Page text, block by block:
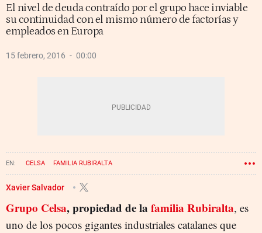
El nivel de deuda contraído por el grupo hace inviable
su continuidad con el mismo número de factorías y
empleados en Europa
15 febrero, 2016 00:00
CELSA FAMILIA RUBIRALTA
Xavier Salvador
Grupo Celsa, propiedad de la familia Rubiralta, es
uno de los pocos gigantes industriales catalanes que